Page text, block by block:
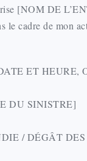
[NOM DE
le cadre de mon
ET
DU SINISTRE]
/ DÉGÂT